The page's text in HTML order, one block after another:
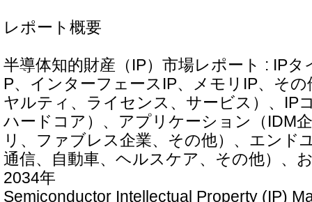
レポート概要
半導体知的財産（IP）市場レポート : IP
P、インターフェースIP、メモリIP、そ
ヤルティ、ライセンス、サービス）、IP
ハードコア）、アプリケーション（IDM
リ、ファブレス企業、その他）、エンド
通信、自動車、ヘルスケア、その他）、
2034年
Semiconductor Intellectual Property (IP)